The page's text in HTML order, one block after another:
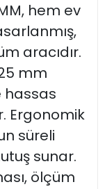
hem ev
aracıdır.
mm
hassas
Ergonomik
süreli
sunar.
ölçüm